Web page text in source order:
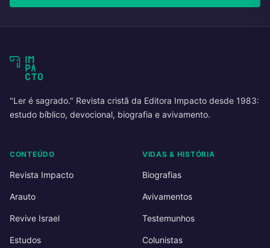
"Ler é sagrado." Revista cristã da Editora Impacto desde 1983:
estudo bíblico, devocional, biografia e avivamento.
CONTEÚDO
Revista Impacto
Arauto
Revive Israel
Estudos
VIDAS & HISTÓRIA
Biografias
Avivamentos
Testemunhos
Colunistas